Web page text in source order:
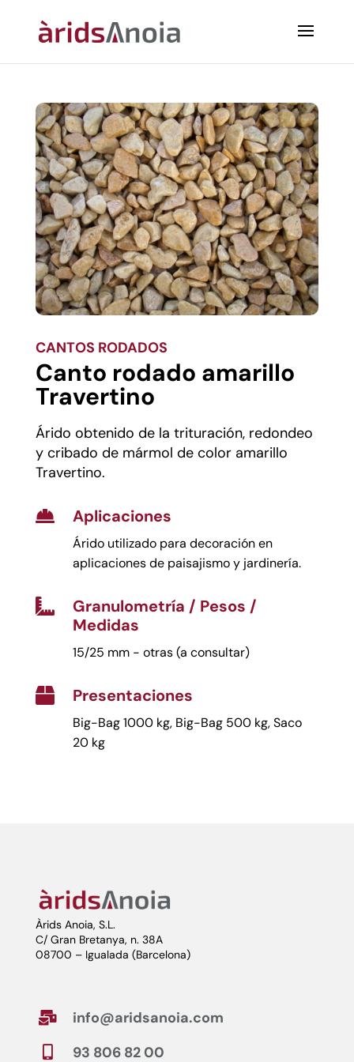
CANTOS RODADOS
Canto rodado amarillo
Travertino
Árido obtenido de la trituración, redondeo
y cribado de mármol de color amarillo
Travertino.
 Aplicaciones
Árido utilizado para decoración en
aplicaciones de paisajismo y jardinería.

Granulometría / Pesos /
Medidas
15/25 mm - otras (a consultar)
 Presentaciones
Big-Bag 1000 kg, Big-Bag 500 kg, Saco
20 kg
Àrids Anoia, S.L.
C/ Gran Bretanya, n. 38A
08700 – Igualada (Barcelona)
 info@aridsanoia.com
 93 806 82 00